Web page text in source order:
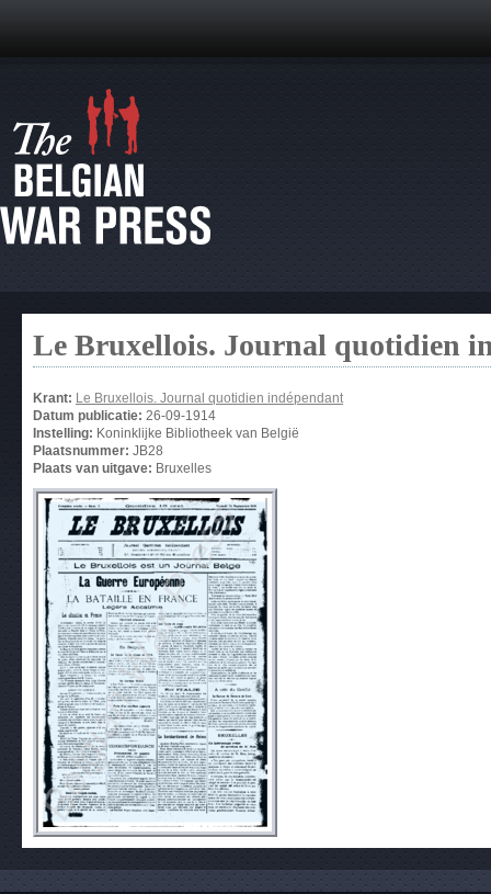
Le Bruxellois. Journal quotidien
Krant: Le Bruxellois. Journal quotidien indépendant
Datum publicatie: 26-09-1914
Instelling: Koninklijke Bibliotheek van België
Plaatsnummer: JB28
Plaats van uitgave: Bruxelles